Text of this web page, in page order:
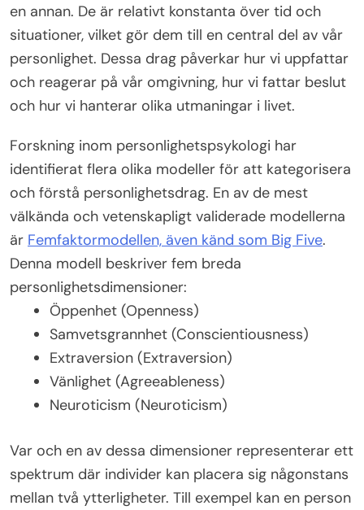
en annan. De är relativt konstanta över tid och
situationer, vilket gör dem till en central del av vår
personlighet. Dessa drag påverkar hur vi uppfattar
och reagerar på vår omgivning, hur vi fattar beslut
och hur vi hanterar olika utmaningar i livet.
Forskning inom personlighetspsykologi har
identifierat flera olika modeller för att kategorisera
och förstå personlighetsdrag. En av de mest
välkända och vetenskapligt validerade modellerna
är Femfaktormodellen, även känd som Big Five.
Denna modell beskriver fem breda
personlighetsdimensioner:
Öppenhet (Openness)
Samvetsgrannhet (Conscientiousness)
Extraversion (Extraversion)
Vänlighet (Agreeableness)
Neuroticism (Neuroticism)
Var och en av dessa dimensioner representerar ett
spektrum där individer kan placera sig någonstans
mellan två ytterligheter. Till exempel kan en person